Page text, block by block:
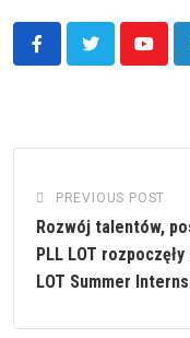
PREVIOUS POST
Rozwój talentów,
PLL LOT
LOT Summer